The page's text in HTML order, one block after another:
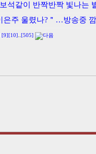
석같이 반짝반짝 빛나는
은주 울렸나?＂…방송중
[9] [10] [505]